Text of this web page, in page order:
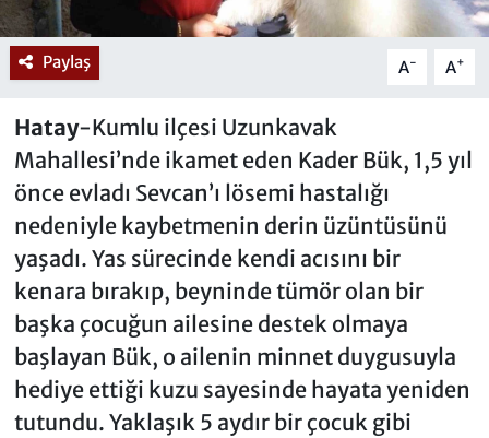
Paylaş A- A+
Hatay-Kumlu ilçesi Uzunkavak
Mahallesi’nde ikamet eden Kader Bük, 1,5 yıl
önce evladı Sevcan’ı lösemi hastalığı
nedeniyle kaybetmenin derin üzüntüsünü
yaşadı. Yas sürecinde kendi acısını bir
kenara bırakıp, beyninde tümör olan bir
başka çocuğun ailesine destek olmaya
başlayan Bük, o ailenin minnet duygusuyla
hediye ettiği kuzu sayesinde hayata yeniden
tutundu. Yaklaşık 5 aydır bir çocuk gibi